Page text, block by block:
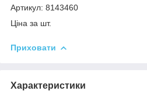
Артикул: 8143460
Ціна за шт.
Приховати
Характеристики